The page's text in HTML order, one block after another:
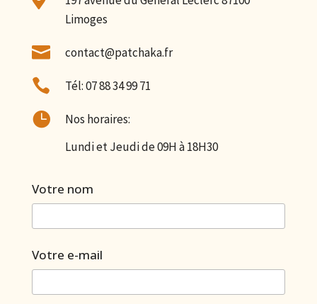
Limoges
 contact@patchaka.fr
 Tél: 07 88 34 99 71

Nos horaires:
Lundi et Jeudi de 09H à 18H30
Votre nom
Votre e-mail